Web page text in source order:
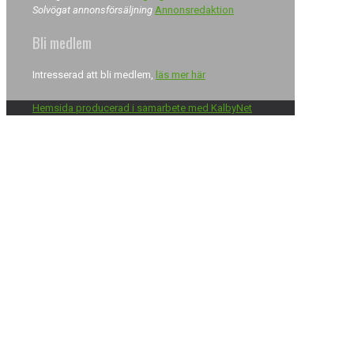
Solvögat annonsförsäljning Annonsredaktion
Bli medlem
Intresserad att bli medlem, läs mer här
Hemsida producerad i samarbete med KalbyNet